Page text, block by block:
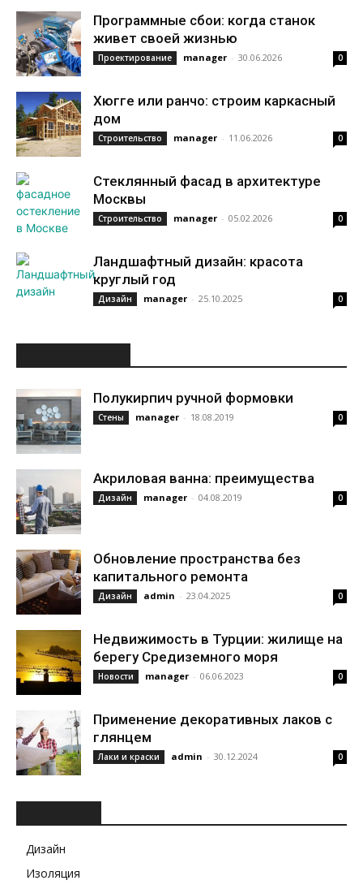
Программные сбои: когда станок
живет своей жизнью
Проектирование manager - 30.06.2026 0
Хюгге или ранчо: строим каркасный
дом
Строительство manager - 11.06.2026 0
Стеклянный фасад в архитектуре
Москвы
Строительство manager - 05.02.2026 0
Ландшафтный дизайн: красота
круглый год
Дизайн manager - 25.10.2025 0
Полукирпич ручной формовки
Стены manager - 18.08.2019 0
Акриловая ванна: преимущества
Дизайн manager - 04.08.2019 0
Обновление пространства без
капитального ремонта
Дизайн admin - 23.04.2025 0
Недвижимость в Турции: жилище на
берегу Средиземного моря
Новости manager - 06.06.2023 0
Применение декоративных лаков с
глянцем
Лаки и краски admin - 30.12.2024 0
Дизайн
Изоляция